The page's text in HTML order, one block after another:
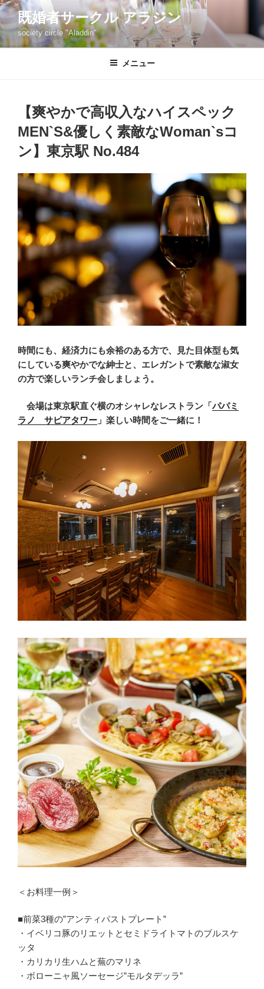
コ
ン
テ
ン
既婚者サークル アラジン
society circle "Aladdin"
メニュー
【爽やかで高収入なハイスペック
MEN`S&優しく素敵なWoman`sコ
ン】東京駅 No.484
時間にも、 経済力にも余裕のある方で、見た目体型も気
にしている爽やかでな紳士と、エレガントで素敵な淑女
の方で楽しいランチ会しましょう。
会場は東京駅直ぐ横のオシャレなレストラン「パパミ
ラノ サピアタワー 」 楽しい時間をご一緒に！
＜お料理一例＞
■前菜3種の”アンティパストプレート”
・イベリコ豚のリエットとセミドライトマトのブルスケ
ッタ
・カリカリ生ハムと蕪のマリネ
・ボローニャ風ソーセージ”モルタデッラ”